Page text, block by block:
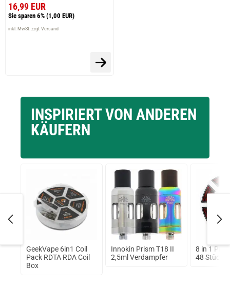
16,99 EUR
Sie sparen 6% (1,00 EUR)
inkl. MwSt. zzgl. Versand
INSPIRIERT VON ANDEREN
KÄUFERN
GeekVape 6in1 Coil
Pack RDTA RDA Coil
Box
Innokin Prism T18 II
2,5ml Verdampfer
8 in 1
48 Stück